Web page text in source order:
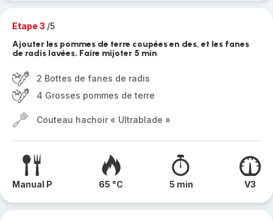
Etape 3 /5
Ajouter les pommes de terre coupées en des, et les fanes
de radis lavées. Faire mijoter 5 min
2 Bottes de fanes de radis
4 Grosses pommes de terre
Couteau hachoir « Ultrablade »
Manual P 65 °C 5 min V3